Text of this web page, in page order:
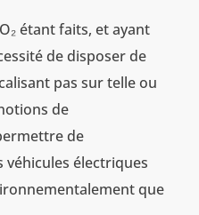
étant faits, et ayant
de disposer de
pas sur telle ou
de
de
électriques
que